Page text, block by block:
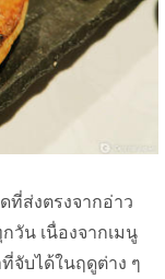
ที่ส่งตรงจากอ่าว
วัน เนื่องจากเมนู
จับได้ในฤดูต่าง ๆ